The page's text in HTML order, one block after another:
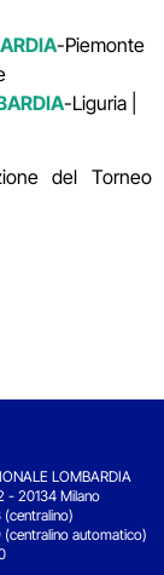
-Piemonte
-Liguria |
del Torneo
LOMBARDIA
- 20134 Milano
(centralino automatico)